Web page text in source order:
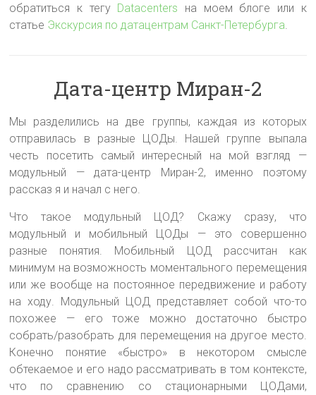
обратиться к тегу Datacenters на моем блоге или к
статье Экскурсия по датацентрам Санкт-Петербурга.
Дата-центр Миран-2
Мы разделились на две группы, каждая из которых
отправилась в разные ЦОДы. Нашей группе выпала
честь посетить самый интересный на мой взгляд —
модульный — дата-центр Миран-2, именно поэтому
рассказ я и начал с него.
Что такое модульный ЦОД? Скажу сразу, что
модульный и мобильный ЦОДы — это совершенно
разные понятия. Мобильный ЦОД рассчитан как
минимум на возможность моментального перемещения
или же вообще на постоянное передвижение и работу
на ходу. Модульный ЦОД представляет собой что-то
похожее — его тоже можно достаточно быстро
собрать/разобрать для перемещения на другое место.
Конечно понятие «быстро» в некотором смысле
обтекаемое и его надо рассматривать в том контексте,
что по сравнению со стационарными ЦОДами,